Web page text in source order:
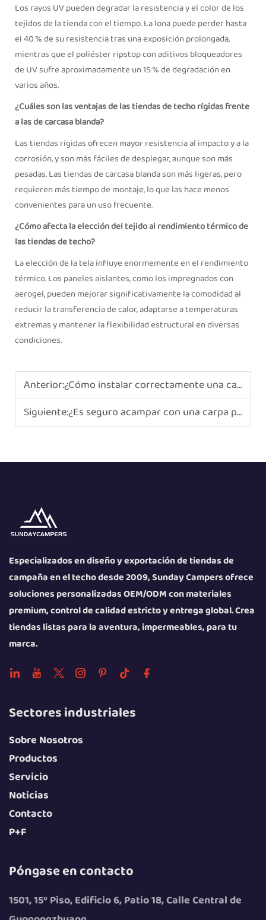
Los rayos UV pueden degradar la resistencia y el color de los
tejidos de la tienda con el tiempo. La lona puede perder hasta
el 40 % de su resistencia tras una exposición prolongada,
mientras que el poliéster ripstop con aditivos bloqueadores
de UV sufre aproximadamente un 15 % de degradación en
varios años.
¿Cuáles son las ventajas de las tiendas de techo rígidas frente
a las de carcasa blanda?
Las tiendas rígidas ofrecen mayor resistencia al impacto y a la
corrosión, y son más fáciles de desplegar, aunque son más
pesadas. Las tiendas de carcasa blanda son más ligeras, pero
requieren más tiempo de montaje, lo que las hace menos
convenientes para un uso frecuente.
¿Cómo afecta la elección del tejido al rendimiento térmico de
las tiendas de techo?
La elección de la tela influye enormemente en el rendimiento
térmico. Los paneles aislantes, como los impregnados con
aerogel, pueden mejorar significativamente la comodidad al
reducir la transferencia de calor, adaptarse a temperaturas
extremas y mantener la flexibilidad estructural en diversas
condiciones.
Anterior:¿Cómo instalar correctamente una carpa para automóvil?
Siguiente:¿Es seguro acampar con una carpa para coche?
Especializados en diseño y exportación de tiendas de
campaña en el techo desde 2009, Sunday Campers ofrece
soluciones personalizadas OEM/ODM con materiales
premium, control de calidad estricto y entrega global. Crea
tiendas listas para la aventura, impermeables, para tu
marca.
Sectores industriales
Sobre Nosotros
Productos
Servicio
Noticias
Contacto
P+F
Póngase en contacto
1501, 15º Piso, Edificio 6, Patio 18, Calle Central de